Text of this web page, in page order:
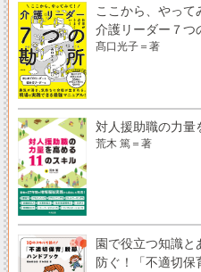
ここから、やっ
介護リーダー７つ
髙口光子＝著
対人援助職の力量
荒木 篤＝著
園で役立つ知識
防ぐ！「不適切保